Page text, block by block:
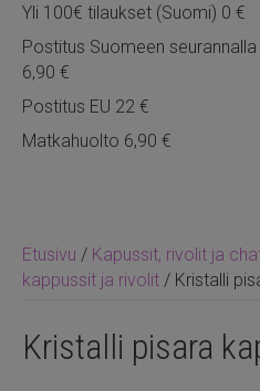
Etusivu / Kapussit, rivolit ja
kappussit ja rivolit / Kristalli
Kristalli pisara
Yli 100€ tilaukset (Suomi) 0 €
Postitus Suomeen
6,90 €
Postitus EU 22 €
Matkahuolto 6,90 €